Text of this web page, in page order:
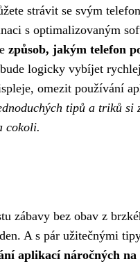
strávit se svým
s optimalizovaným
způsob, jakým telefon
logicky vybíjet
omezit používání
tipů a triků si
cokoli.
zábavy bez obav z
A s pár užitečnými
aplikací náročných na